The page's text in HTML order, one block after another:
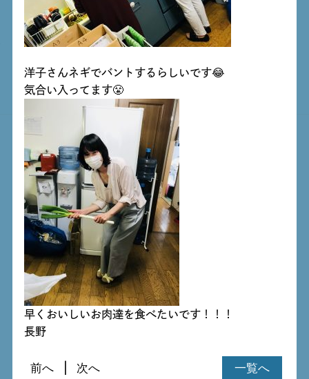
洋子さんネギでバントするらしいです😂
気合い入ってます😤
早くおいしいお肉達を食べたいです！！！
長野
一覧へ
前へ 次へ